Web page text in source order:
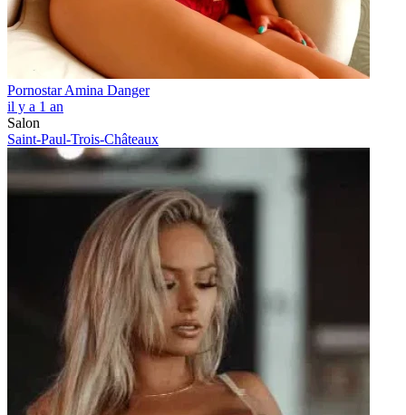
Pornostar Amina Danger
il y a 1 an
Salon
Saint-Paul-Trois-Châteaux